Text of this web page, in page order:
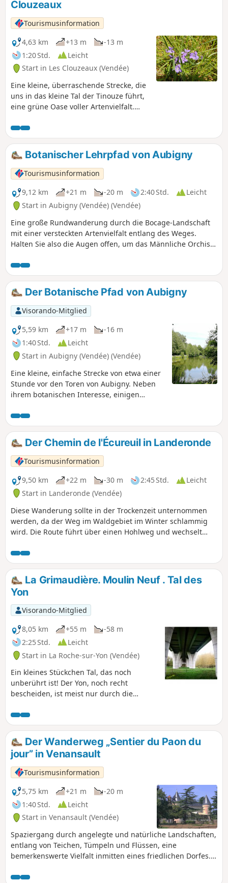
Clouzeaux
Tourismusinformation
4,63 km
+13 m
-13 m
1:20 Std.
Leicht
Start in Les Clouzeaux (Vendée)
Eine kleine, überraschende Strecke, die
uns in das kleine Tal der Tinouze führt,
eine grüne Oase voller Artenvielfalt.
die Tinouze, halten Sie also die Augen
offen.
Botanischer Lehrpfad von Aubigny
Tourismusinformation
9,12 km
+21 m -20 m 2:40 Std.
Leicht
Start in Aubigny (Vendée) (Vendée)
Eine große Rundwanderung durch die Bocage-Landschaft
mit einer versteckten Artenvielfalt entlang des Weges.
Halten Sie also die Augen offen, um das Männliche Orchis,
entdecken. Die Wanderung wird ab der Bushaltestelle
„Église“ beschrieben, der Startpunkt befindet sich jedoch
auf dem Parkplatz des Sportkomplexes von Aubigny.
Der Botanische Pfad von Aubigny
Visorando-Mitglied
5,59 km
+17 m
-16 m
1:40 Std.
Leicht
Start in Aubigny (Vendée) (Vendée)
Eine kleine, einfache Strecke von etwa einer
Stunde vor den Toren von Aubigny. Neben
ihrem botanischen Interesse, einigen
nicht zu verachten. Begegnen Sie einer
Hirschkuh, die ebenso überrascht ist wie Sie,
einem Kuckuck, einem Raubvogel oder
einem Chor von Kröten. Historisch
interessant ist der kleine Steinbrunnen, der
einst die Wasserversorgung des Dorfes
Mortevieille sicherstellte.
Der Chemin de l'Écureuil in Landeronde
Tourismusinformation
9,50 km
+22 m -30 m 2:45 Std.
Leicht
Start in Landeronde (Vendée)
Diese Wanderung sollte in der Trockenzeit unternommen
werden, da der Weg im Waldgebiet im Winter schlammig
wird. Die Route führt über einen Hohlweg und wechselt
einer angenehmen Wanderung macht. Die verschiedenen
Biotope begünstigen eine schöne Artenvielfalt. Es ist nicht
unmöglich, dass Sie auf ein Eichhörnchen treffen, das
schnell davonhuscht, den Eingang zum Nest eines
Buntspechts oder Spuren von Rehen und Wildschweinen
entdecken und den Gesang der Meisen hören.
La Grimaudière. Moulin Neuf . Tal des
Yon
Visorando-Mitglied
8,05 km
+55 m
-58 m
2:25 Std.
Leicht
Start in La Roche-sur-Yon (Vendée)
Ein kleines Stückchen Tal, das noch
unberührt ist! Der Yon, noch recht
bescheiden, ist meist nur durch die
eine Vegetation! Es ist ein Fest für Augen
und Ohren, denn die Vögel begleiten uns.
Der Wanderweg „Sentier du Paon du
jour” in Venansault
Tourismusinformation
5,75 km
+21 m
-20 m
1:40 Std.
Leicht
Start in Venansault (Vendée)
Spaziergang durch angelegte und natürliche Landschaften,
entlang von Teichen, Tümpeln und Flüssen, eine
bemerkenswerte Vielfalt inmitten eines friedlichen Dorfes.
Buntspechte und andere Tiere beobachten.